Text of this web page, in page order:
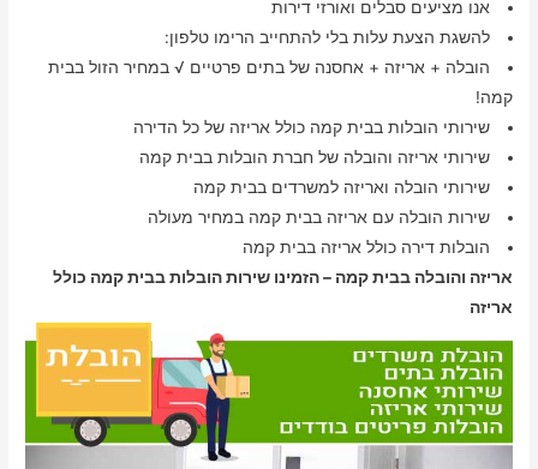
אנו מציעים סבלים ואורזי דירות
להשגת הצעת עלות בלי להתחייב הרימו טלפון:
הובלה + אריזה + אחסנה של בתים פרטיים √ במחיר הזול בבית
קמה!
שירותי הובלות בבית קמה כולל אריזה של כל הדירה
שירותי אריזה והובלה של חברת הובלות בבית קמה
שירותי הובלה ואריזה למשרדים בבית קמה
שירות הובלה עם אריזה בבית קמה במחיר מעולה
הובלות דירה כולל אריזה בבית קמה
אריזה והובלה בבית קמה – הזמינו שירות הובלות בבית קמה כולל
אריזה